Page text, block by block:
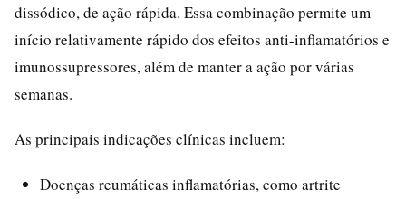
dissódico, de ação rápida. Essa combinação permite um
início relativamente rápido dos efeitos anti-inflamatórios e
imunossupressores, além de manter a ação por várias
semanas.
As principais indicações clínicas incluem:
Doenças reumáticas inflamatórias, como artrite